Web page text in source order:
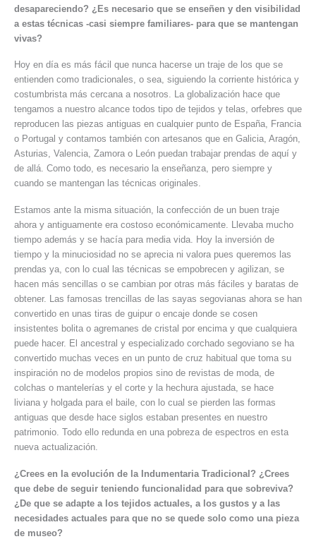
desapareciendo? ¿Es necesario que se enseñen y den visibilidad
a estas técnicas -casi siempre familiares- para que se mantengan
vivas?
Hoy en día es más fácil que nunca hacerse un traje de los que se
entienden como tradicionales, o sea, siguiendo la corriente histórica y
costumbrista más cercana a nosotros. La globalización hace que
tengamos a nuestro alcance todos tipo de tejidos y telas, orfebres que
reproducen las piezas antiguas en cualquier punto de España, Francia
o Portugal y contamos también con artesanos que en Galicia, Aragón,
Asturias, Valencia, Zamora o León puedan trabajar prendas de aquí y
de allá. Como todo, es necesario la enseñanza, pero siempre y
cuando se mantengan las técnicas originales.
Estamos ante la misma situación, la confección de un buen traje
ahora y antiguamente era costoso económicamente. Llevaba mucho
tiempo además y se hacía para media vida. Hoy la inversión de
tiempo y la minuciosidad no se aprecia ni valora pues queremos las
prendas ya, con lo cual las técnicas se empobrecen y agilizan, se
hacen más sencillas o se cambian por otras más fáciles y baratas de
obtener. Las famosas trencillas de las sayas segovianas ahora se han
convertido en unas tiras de guipur o encaje donde se cosen
insistentes bolita o agremanes de cristal por encima y que cualquiera
puede hacer. El ancestral y especializado corchado segoviano se ha
convertido muchas veces en un punto de cruz habitual que toma su
inspiración no de modelos propios sino de revistas de moda, de
colchas o mantelerías y el corte y la hechura ajustada, se hace
liviana y holgada para el baile, con lo cual se pierden las formas
antiguas que desde hace siglos estaban presentes en nuestro
patrimonio. Todo ello redunda en una pobreza de espectros en esta
nueva actualización.
¿Crees en la evolución de la Indumentaria Tradicional? ¿Crees
que debe de seguir teniendo funcionalidad para que sobreviva?
¿De que se adapte a los tejidos actuales, a los gustos y a las
necesidades actuales para que no se quede solo como una pieza
de museo?